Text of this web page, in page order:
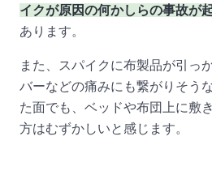
イクが原因の何かしらの事故が
あります。
また、スパイクに布製品が引っ
バーなどの痛みにも繋がりそう
た面でも、ベッドや布団上に敷
方はむずかしいと感じます。